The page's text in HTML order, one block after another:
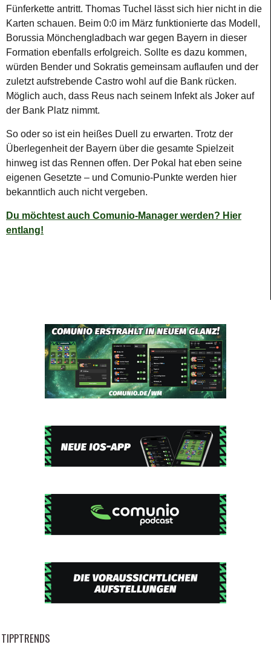
Fünferkette antritt. Thomas Tuchel lässt sich hier nicht in die
Karten schauen. Beim 0:0 im März funktionierte das Modell,
Borussia Mönchengladbach war gegen Bayern in dieser
Formation ebenfalls erfolgreich. Sollte es dazu kommen,
würden Bender und Sokratis gemeinsam auflaufen und der
zuletzt aufstrebende Castro wohl auf die Bank rücken.
Möglich auch, dass Reus nach seinem Infekt als Joker auf
der Bank Platz nimmt.
So oder so ist ein heißes Duell zu erwarten. Trotz der
Überlegenheit der Bayern über die gesamte Spielzeit
hinweg ist das Rennen offen. Der Pokal hat eben seine
eigenen Gesetzte – und Comunio-Punkte werden hier
bekanntlich auch nicht vergeben.
Du möchtest auch Comunio-Manager werden? Hier
entlang!
TIPPTRENDS